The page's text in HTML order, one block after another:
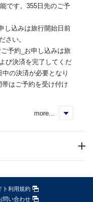
です。355日先のご予
し込みは旅行開始日前
さい。
予約_お申し込みは旅
び決済を完了してくだ
の決済が必要となり
はご予約を受け付け
more...
ト利用規約
問い合わせ